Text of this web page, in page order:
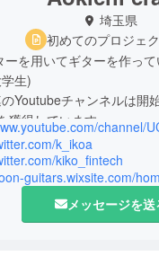
埼玉県
初めてのプロジェ
ーを用いてギターを作っ
生)
Youtubeチャンネルは開
獲得しています。
を使わなくてもギターを
トのほかはSNSグロース
も活動しております。
、Twitterの企業広報とし
k_ikoa
kiko_fintech
guitars.wixsite.com/
メッセージを送